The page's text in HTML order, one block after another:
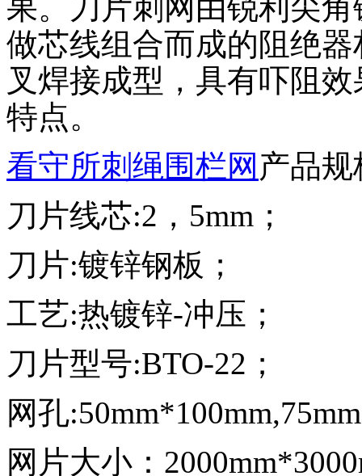
果。刀片刺网由锐利尖
做芯线组合而成的阻绝
叉焊接成型，具有吓阻
特点。
看守所刺绳围栏网 产品规
刀片线芯:2，5mm；
刀片:镀锌钢板；
工艺:热镀锌-冲压；
刀片型号:BTO-22；
网孔
网片大小：